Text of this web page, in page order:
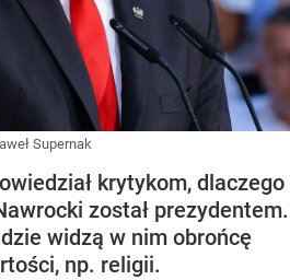
Supernak
krytykom, dlaczego
został prezydentem.
widzą w nim obrońcę
np. religii.